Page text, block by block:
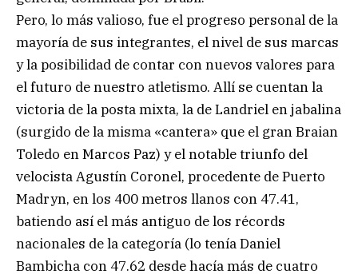
Pero, lo más valioso, fue el progreso personal de la
mayoría de sus integrantes, el nivel de sus marcas
y la posibilidad de contar con nuevos valores para
el futuro de nuestro atletismo. Allí se cuentan la
victoria de la posta mixta, la de Landriel en jabalina
(surgido de la misma «cantera» que el gran Braian
Toledo en Marcos Paz) y el notable triunfo del
velocista Agustín Coronel, procedente de Puerto
Madryn, en los 400 metros llanos con 47.41,
batiendo así el más antiguo de los récords
nacionales de la categoría (lo tenía Daniel
Bambicha con 47.62 desde hacía más de cuatro